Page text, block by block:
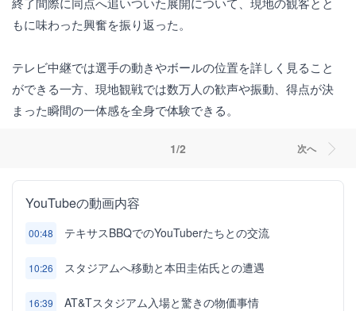
もに味わった興奮を振り返った。
テレビ中継では選手の動きやボールの位置を詳しく見ること
ができる一方、現地観戦では数万人の歓声や振動、得点が決
まった瞬間の一体感を全身で体験できる。
1/2 次へ
YouTubeの動画内容
00:48 テキサスBBQでのYouTuberたちとの交流
10:26 スタジアムへ移動と本田圭佑氏との遭遇
16:39 AT&Tスタジアム入場と驚きの物価事情